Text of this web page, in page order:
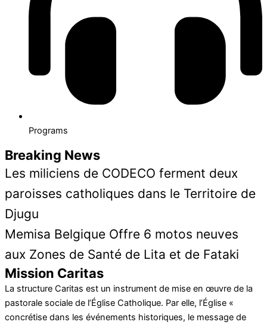
Programs
Breaking News
Les miliciens de CODECO ferment deux
paroisses catholiques dans le Territoire de
Djugu
Memisa Belgique Offre 6 motos neuves
aux Zones de Santé de Lita et de Fataki
Mission Caritas
La structure Caritas est un instrument de mise en œuvre de la
pastorale sociale de l’Église Catholique. Par elle, l’Église «
concrétise dans les événements historiques, le message de